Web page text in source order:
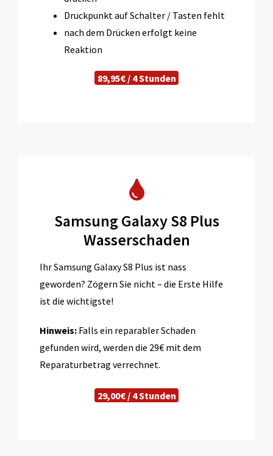
Druckpunkt auf Schalter / Tasten fehlt
nach dem Drücken erfolgt keine
Reaktion
89,95€ / 4 Stunden
Samsung Galaxy S8 Plus
Wasserschaden
Ihr Samsung Galaxy S8 Plus ist nass
geworden? Zögern Sie nicht – die Erste Hilfe
ist die wichtigste!
Hinweis: Falls ein reparabler Schaden
gefunden wird, werden die 29€ mit dem
Reparaturbetrag verrechnet.
29,00€ / 4 Stunden